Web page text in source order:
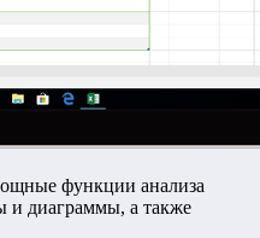
функции анализа
и диаграммы, а также